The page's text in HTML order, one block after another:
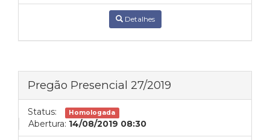
Detalhes
Pregão Presencial 27/2019
Status: Homologada
Abertura: 14/08/2019 08:30